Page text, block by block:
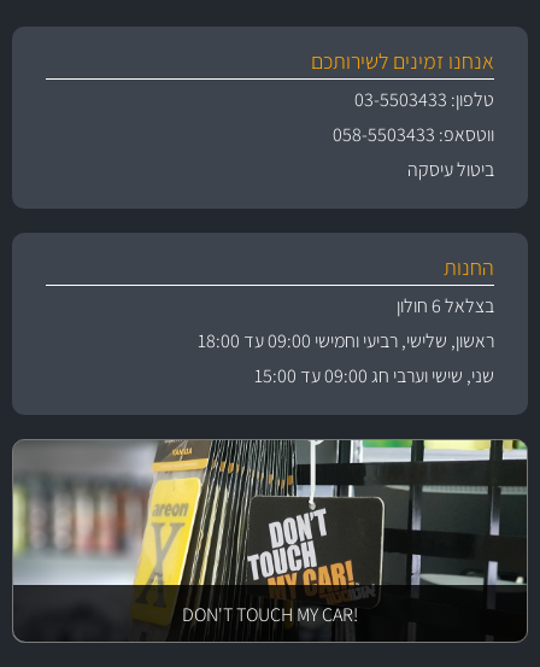
אנחנו זמינים לשירותכם
טלפון: 03-5503433
ווטסאפ: 058-5503433
ביטול עיסקה
החנות
בצלאל 6 חולון
ראשון, שלישי, רביעי וחמישי 09:00 עד 18:00
שני, שישי וערבי חג 09:00 עד 15:00
!DON'T TOUCH MY CAR